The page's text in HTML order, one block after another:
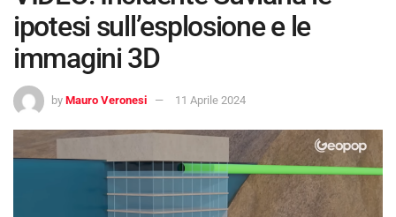
ipotesi sull’esplosione e le
immagini 3D
by Mauro Veronesi 11 Aprile 2024